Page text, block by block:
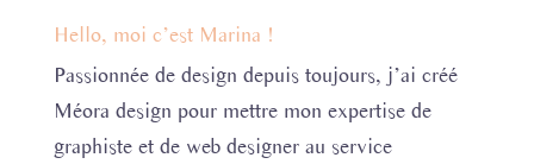
Hello, moi c’est Marina !
Passionnée de design depuis toujours, j’ai créé
Méora design pour mettre mon expertise de
graphiste et de web designer au service